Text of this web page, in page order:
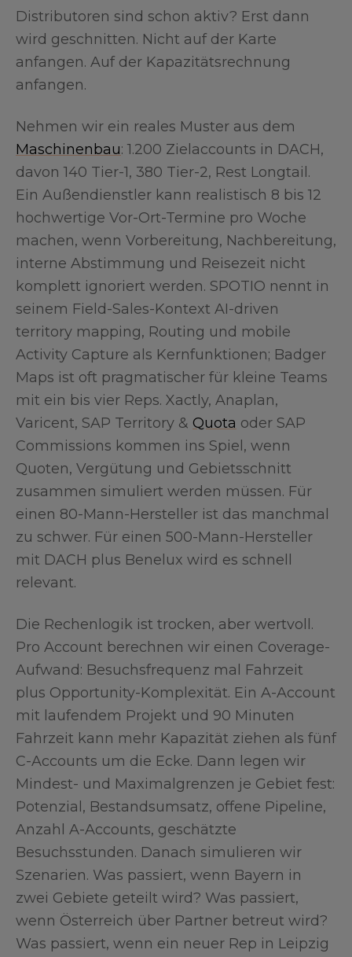
Distributoren sind schon aktiv? Erst dann
wird geschnitten. Nicht auf der Karte
anfangen. Auf der Kapazitätsrechnung
anfangen.
Nehmen wir ein reales Muster aus dem
Maschinenbau: 1.200 Zielaccounts in DACH,
davon 140 Tier-1, 380 Tier-2, Rest Longtail.
Ein Außendienstler kann realistisch 8 bis 12
hochwertige Vor-Ort-Termine pro Woche
machen, wenn Vorbereitung, Nachbereitung,
interne Abstimmung und Reisezeit nicht
komplett ignoriert werden. SPOTIO nennt in
seinem Field-Sales-Kontext AI-driven
territory mapping, Routing und mobile
Activity Capture als Kernfunktionen; Badger
Maps ist oft pragmatischer für kleine Teams
mit ein bis vier Reps. Xactly, Anaplan,
Varicent, SAP Territory & Quota oder SAP
Commissions kommen ins Spiel, wenn
Quoten, Vergütung und Gebietsschnitt
zusammen simuliert werden müssen. Für
einen 80-Mann-Hersteller ist das manchmal
zu schwer. Für einen 500-Mann-Hersteller
mit DACH plus Benelux wird es schnell
relevant.
Die Rechenlogik ist trocken, aber wertvoll.
Pro Account berechnen wir einen Coverage-
Aufwand: Besuchsfrequenz mal Fahrzeit
plus Opportunity-Komplexität. Ein A-Account
mit laufendem Projekt und 90 Minuten
Fahrzeit kann mehr Kapazität ziehen als fünf
C-Accounts um die Ecke. Dann legen wir
Mindest- und Maximalgrenzen je Gebiet fest:
Potenzial, Bestandsumsatz, offene Pipeline,
Anzahl A-Accounts, geschätzte
Besuchsstunden. Danach simulieren wir
Szenarien. Was passiert, wenn Bayern in
zwei Gebiete geteilt wird? Was passiert,
wenn Österreich über Partner betreut wird?
Was passiert, wenn ein neuer Rep in Leipzig